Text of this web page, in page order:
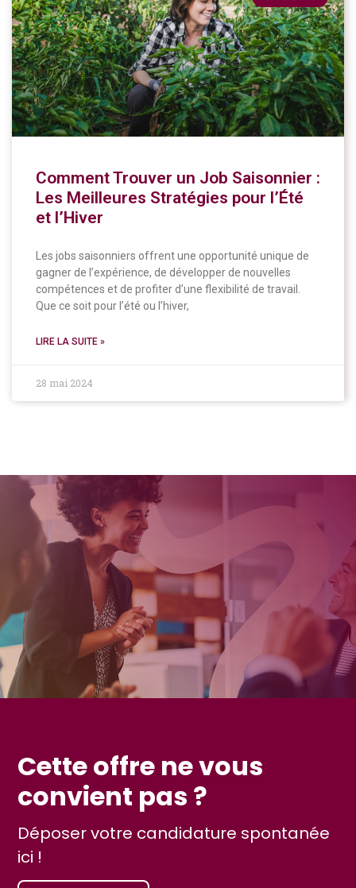
Cette offre ne vous
convient pas ?
Déposer votre candidature spontanée
ici !
Comment Trouver un Job Saisonnier :
Les Meilleures Stratégies pour l’Été
et l’Hiver
Les jobs saisonniers offrent une opportunité unique de
gagner de l’expérience, de développer de nouvelles
compétences et de profiter d’une flexibilité de travail.
Que ce soit pour l’été ou l’hiver,
LIRE LA SUITE »
28 mai 2024